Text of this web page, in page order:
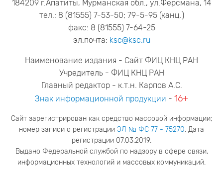
184209 г.Апатиты, Мурманская обл., ул.Ферсмана, 14
тел.: 8 (81555) 7-53-50; 79-5-95 (канц.)
факс: 8 (81555) 7-64-25
эл.почта: ksc@ksc.ru
Наименование издания - Сайт ФИЦ КНЦ РАН
Учредитель - ФИЦ КНЦ РАН
Главный редактор - к.т.н. Карпов А.С.
Знак информационной продукции - 16+
Сайт зарегистрирован как средство массовой информации;
номер записи о регистрации ЭЛ № ФС 77 - 75270. Дата
регистрации 07.03.2019.
Выдано Федеральной службой по надзору в сфере связи,
информационных технологий и массовых коммуникаций.